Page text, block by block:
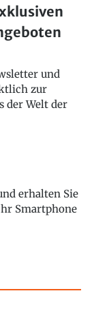
und
zur
der Welt der
erhalten Sie
Smartphone